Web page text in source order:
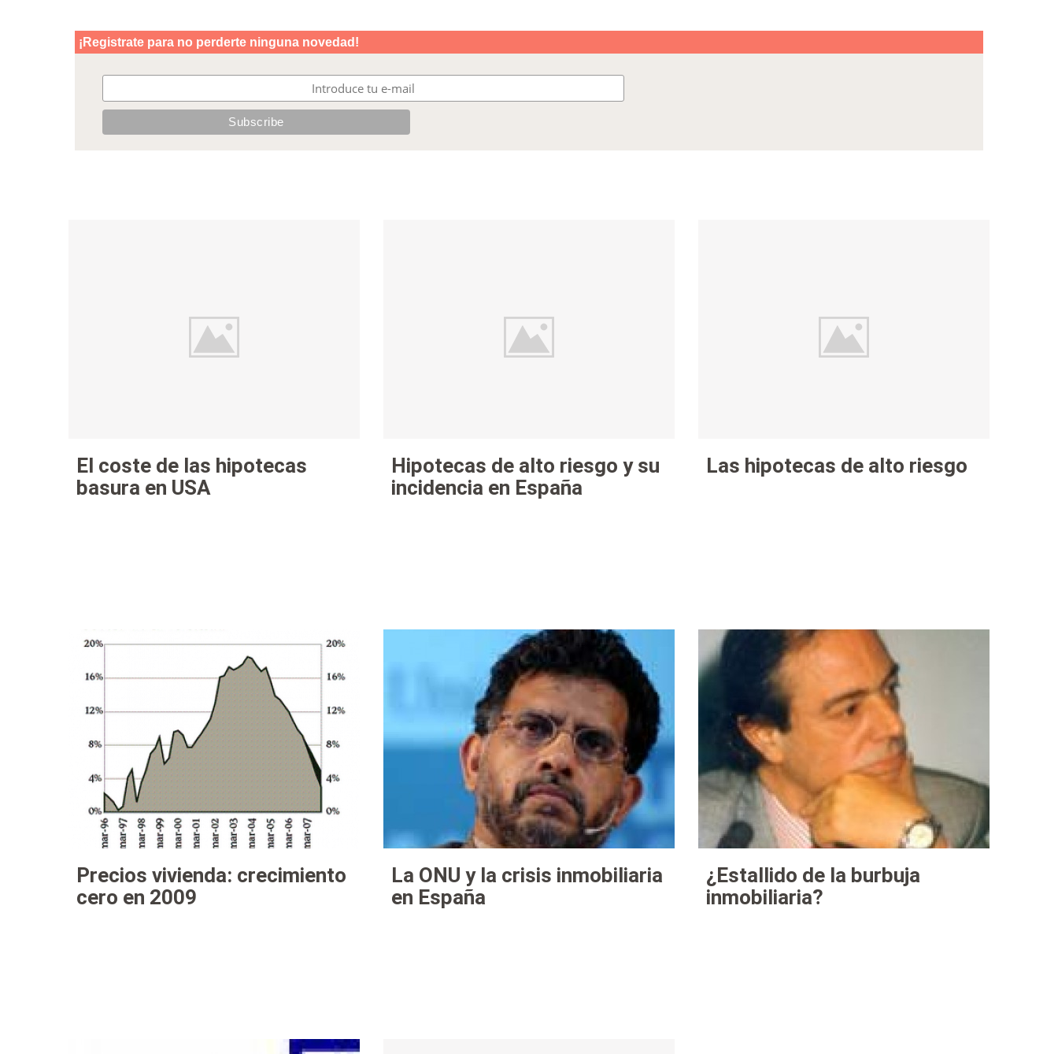
El coste de las hipotecas
basura en USA
Hipotecas de alto riesgo y su
incidencia en España
Las hipotecas de alto riesgo
Precios vivienda: crecimiento
cero en 2009
La ONU y la crisis inmobiliaria
en España
¿Estallido de la burbuja
inmobiliaria?